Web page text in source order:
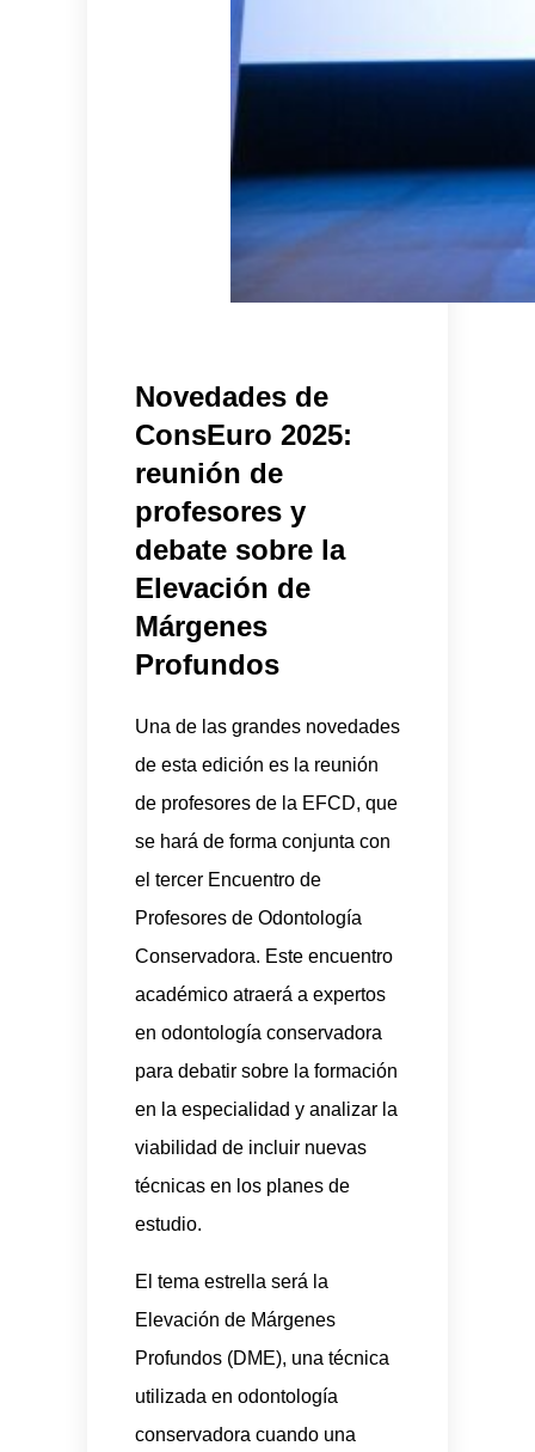
Novedades de
ConsEuro 2025:
reunión de
profesores y
debate sobre la
Elevación de
Márgenes
Profundos
Una de las grandes novedades
de esta edición es la reunión
de profesores de la EFCD, que
se hará de forma conjunta con
el tercer Encuentro de
Profesores de Odontología
Conservadora. Este encuentro
académico atraerá a expertos
en odontología conservadora
para debatir sobre la formación
en la especialidad y analizar la
viabilidad de incluir nuevas
técnicas en los planes de
estudio.
El tema estrella será la
Elevación de Márgenes
Profundos (DME), una técnica
utilizada en odontología
conservadora cuando una